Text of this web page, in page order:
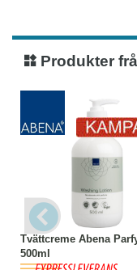
Produkter
Tvättcreme Abena
500ml